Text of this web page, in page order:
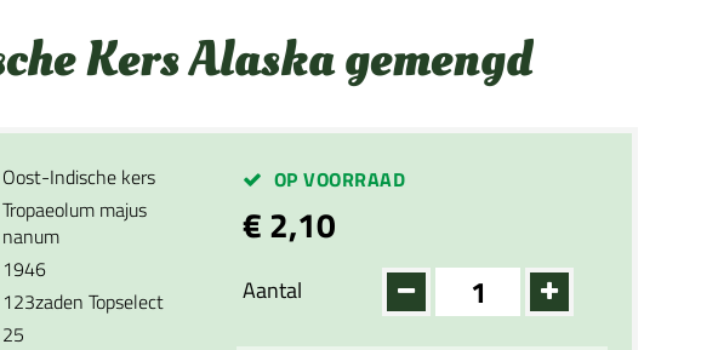
Kers Alaska gemengd
Oost-Indische kers
Tropaeolum majus
nanum
1946
123zaden Topselect
25
OP VOORRAAD
€ 2,10
Aantal